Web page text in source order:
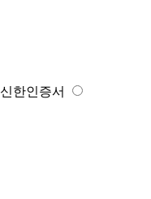
신한인증서